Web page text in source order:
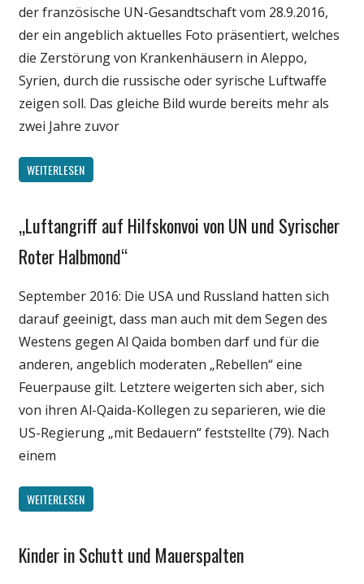
der französische UN-Gesandtschaft vom 28.9.2016,
der ein angeblich aktuelles Foto präsentiert, welches
die Zerstörung von Krankenhäusern in Aleppo,
Syrien, durch die russische oder syrische Luftwaffe
zeigen soll. Das gleiche Bild wurde bereits mehr als
zwei Jahre zuvor
WEITERLESEN
Gesellschaft
Medien
Wissenschaft
„Luftangriff auf Hilfskonvoi von UN und Syrischer
Roter Halbmond“
September 2016: Die USA und Russland hatten sich
darauf geeinigt, dass man auch mit dem Segen des
Westens gegen Al Qaida bomben darf und für die
anderen, angeblich moderaten „Rebellen“ eine
Feuerpause gilt. Letztere weigerten sich aber, sich
von ihren Al-Qaida-Kollegen zu separieren, wie die
US-Regierung „mit Bedauern“ feststellte (79). Nach
einem
WEITERLESEN
Gesellschaft
Kinder in Schutt und Mauerspalten